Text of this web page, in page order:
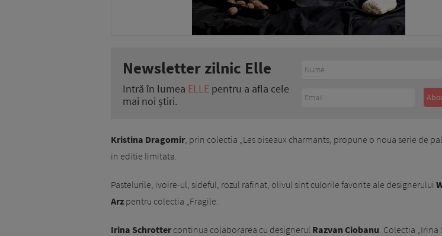
Newsletter zilnic Elle
Intră în lumea ELLE pentru a afla cele
mai noi știri.
Kristina Dragomir, prin colectia „Les oiseaux charmants, propune o noua serie de
in editie limitata.
Pastelurile, ivoire-ul, sideful, rozul rafinat, olivul sint culorile favorite ale designerului
Arz pentru colectia „Fragile.
Irina Schrottercontinua colaborarea cu designerul Razvan Ciobanu. Colectia „Irina